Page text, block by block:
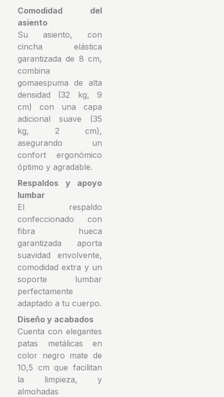
Comodidad del
asiento
Su asiento, con
cincha elástica
garantizada de 8 cm,
combina
gomaespuma de alta
densidad (32 kg, 9
cm) con una capa
adicional suave (35
kg, 2 cm),
asegurando un
confort ergonómico
óptimo y agradable.
Respaldos y apoyo
lumbar
El respaldo
confeccionado con
fibra hueca
garantizada aporta
suavidad envolvente,
comodidad extra y un
soporte lumbar
perfectamente
adaptado a tu cuerpo.
Diseño y acabados
Cuenta con elegantes
patas metálicas en
color negro mate de
10,5 cm que facilitan
la limpieza, y
almohadas